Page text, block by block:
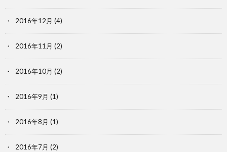
2016年12月 (4)
2016年11月 (2)
2016年10月 (2)
2016年9月 (1)
2016年8月 (1)
2016年7月 (2)